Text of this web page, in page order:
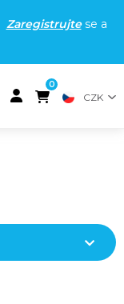
Zaregistrujtese a
0
CZK